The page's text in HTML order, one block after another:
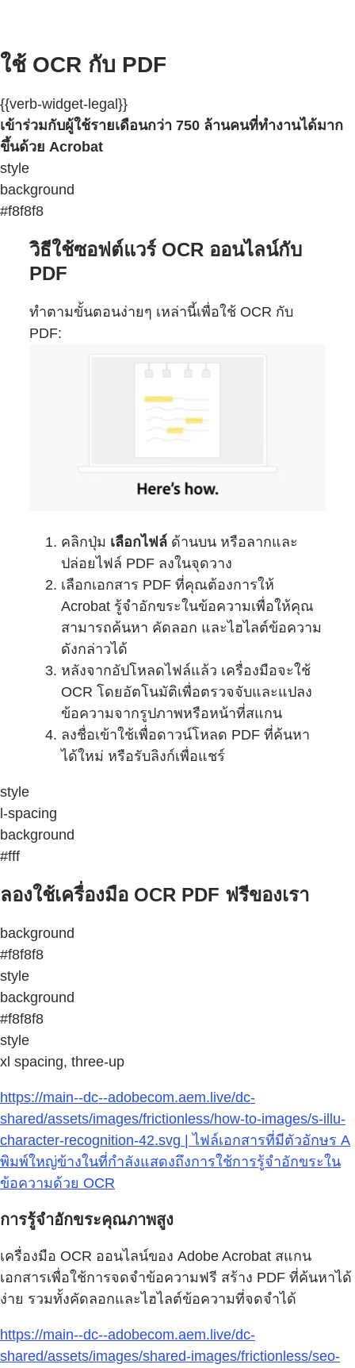
ใช้ OCR กับ PDF
{{verb-widget-legal}}
เข้าร่วมกับผู้ใช้รายเดือนกว่า 750 ล้านคนที่ทำงานได้มาก
ขึ้นด้วย Acrobat
style
background
#f8f8f8
วิธีใช้ซอฟต์แวร์ OCR ออนไลน์กับ
PDF
ทำตามขั้นตอนง่ายๆ เหล่านี้เพื่อใช้ OCR กับ
PDF:
คลิกปุ่ม เลือกไฟล์ ด้านบน หรือลากและ
ปล่อยไฟล์ PDF ลงในจุดวาง
เลือกเอกสาร PDF ที่คุณต้องการให้
Acrobat รู้จำอักขระในข้อความเพื่อให้คุณ
สามารถค้นหา คัดลอก และไฮไลต์ข้อความ
ดังกล่าวได้
หลังจากอัปโหลดไฟล์แล้ว เครื่องมือจะใช้
OCR โดยอัตโนมัติเพื่อตรวจจับและแปลง
ข้อความจากรูปภาพหรือหน้าที่สแกน
ลงชื่อเข้าใช้เพื่อดาวน์โหลด PDF ที่ค้นหา
ได้ใหม่ หรือรับลิงก์เพื่อแชร์
style
l-spacing
background
#fff
ลองใช้เครื่องมือ OCR PDF ฟรีของเรา
background
#f8f8f8
style
background
#f8f8f8
style
xl spacing, three-up
https://main--dc--adobecom.aem.live/dc-
shared/assets/images/frictionless/how-to-images/s-illu-
character-recognition-42.svg | ไฟล์เอกสารที่มีตัวอักษร A
พิมพ์ใหญ่ข้างในที่กำลังแสดงถึงการใช้การรู้จำอักขระใน
ข้อความด้วย OCR
การรู้จำอักขระคุณภาพสูง
เครื่องมือ OCR ออนไลน์ของ Adobe Acrobat สแกน
เอกสารเพื่อใช้การจดจำข้อความฟรี สร้าง PDF ที่ค้นหาได้
ง่าย รวมทั้งคัดลอกและไฮไลต์ข้อความที่จดจำได้
https://main--dc--adobecom.aem.live/dc-
shared/assets/images/shared-images/frictionless/seo-